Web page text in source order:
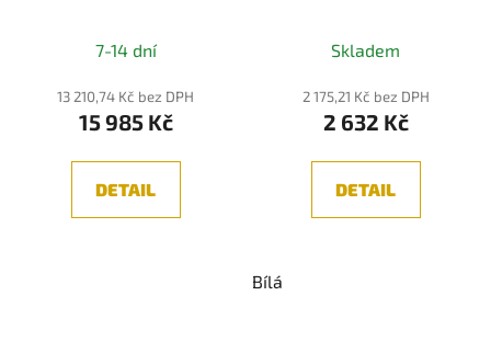
7-14 dní
13 210,74 Kč bez DPH
15 985 Kč
DETAIL
hodnocení
produktu
je
z
Skladem
2 175,21 Kč bez DPH
2 632 Kč
DETAIL
Bílá